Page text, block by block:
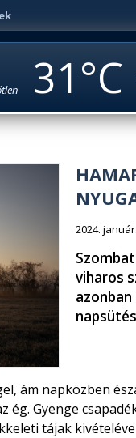
31
2024.
viharos
ám napközben
Gyenge
tájak